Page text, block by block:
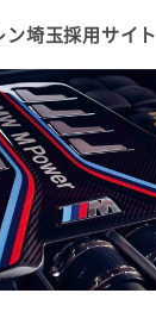
埼玉採用サイト